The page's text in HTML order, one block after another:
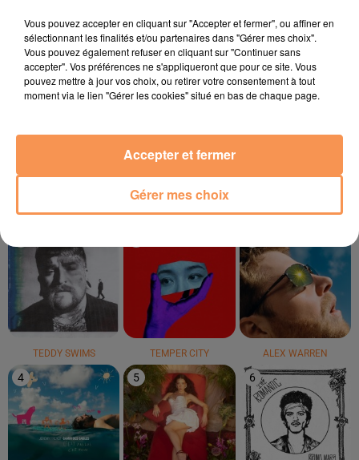
12h27
12h27 12h25
12h25 12h22
12h22
TEDDY SWIMS TEMPER CITY ALEX WARREN
4 5 6
Vous pouvez accepter en cliquant sur "Accepter et fermer", ou affiner en
sélectionnant les finalités et/ou partenaires dans "Gérer mes choix".
Vous pouvez également refuser en cliquant sur "Continuer sans
accepter". Vos préférences ne s'appliqueront que pour ce site. Vous
pouvez mettre à jour vos choix, ou retirer votre consentement à tout
moment via le lien "Gérer les cookies" situé en bas de chaque page.
Gérer mes choix
Accepter et fermer